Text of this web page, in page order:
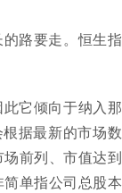
路要走。恒生指
它倾向于纳入那
据最新的市场数
前列、市值达到
单指公司总股本